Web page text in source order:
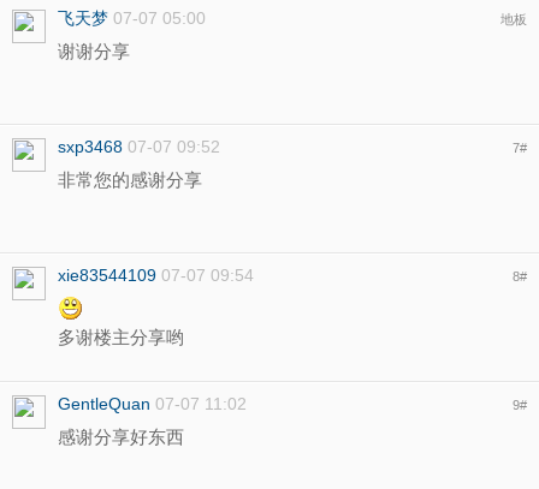
飞天梦 07-07 05:00 地板
谢谢分享
sxp3468 07-07 09:52 7#
非常您的感谢分享
xie83544109 07-07 09:54 8#
多谢楼主分享哟
GentleQuan 07-07 11:02 9#
感谢分享好东西